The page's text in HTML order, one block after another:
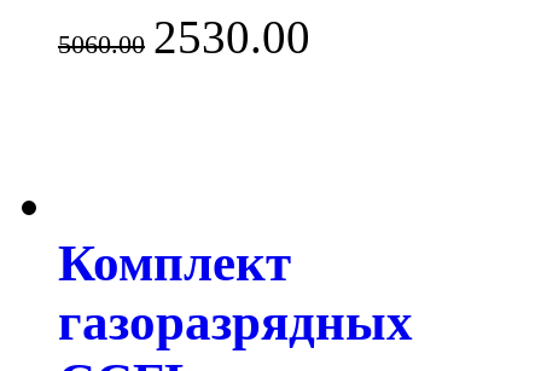
5060.00 2530.00
Комплект
газоразрядных